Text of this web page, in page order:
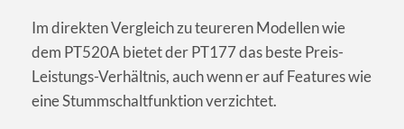
Im direkten Vergleich zu teureren Modellen wie
dem PT520A bietet der PT177 das beste Preis-
Leistungs-Verhältnis, auch wenn er auf Features wie
eine Stummschaltfunktion verzichtet.